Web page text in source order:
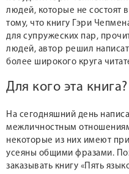
людей, которые не состоят
тому, что книгу Гэри
для супружеских пар,
людей, автор решил
более широкого круга
Для кого эта книга?
На сегодняшний день
межличностным
некоторые из них имеют
усеяны общими фразами.
заказывать книгу «Пять